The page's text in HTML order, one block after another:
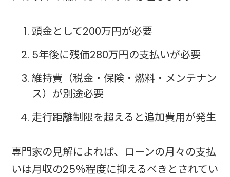
頭金として200万円が必要
5年後に残価280万円の支払いが必要
維持費（税金・保険・燃料・メンテナン
ス）が別途必要
走行距離制限を超えると追加費用が発生
専門家の見解によれば、ローンの月々の支払
いは月収の25％程度に抑えるべきとされてい